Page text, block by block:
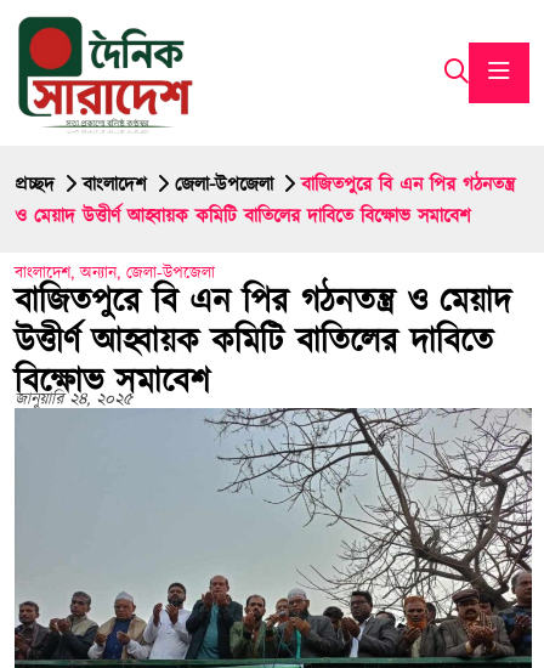
প্রচ্ছদ বাংলাদেশ জেলা-উপজেলা
বাজিতপুরে বি এন পির গঠনতন্ত্র
ও মেয়াদ উত্তীর্ণ আহ্বায়ক কমিটি বাতিলের দাবিতে বিক্ষোভ সমাবেশ
বাংলাদেশ,অন্যান, জেলা-উপজেলা
বাজিতপুরে বি এন পির গঠনতন্ত্র ও মেয়াদ
উত্তীর্ণ আহ্বায়ক কমিটি বাতিলের দাবিতে
বিক্ষোভ সমাবেশ
জানুয়ারি ২৪, ২০২৫